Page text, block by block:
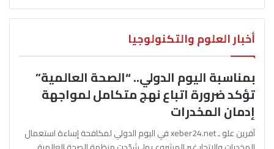
أخبار العلوم والتكنولوجيا
بمناسبة اليوم الدولي.. “الصحة العالمية”
تؤكد ضرورة اتباع نهج متكامل لمواجهة
إدمان المخدرات
آفرين علو ـ xeber24.net في اليوم الدولي لمكافحة إساءة استعمال